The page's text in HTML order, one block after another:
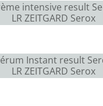
intensive result
LR ZEITGARD Serox
Instant result
LR ZEITGARD Serox